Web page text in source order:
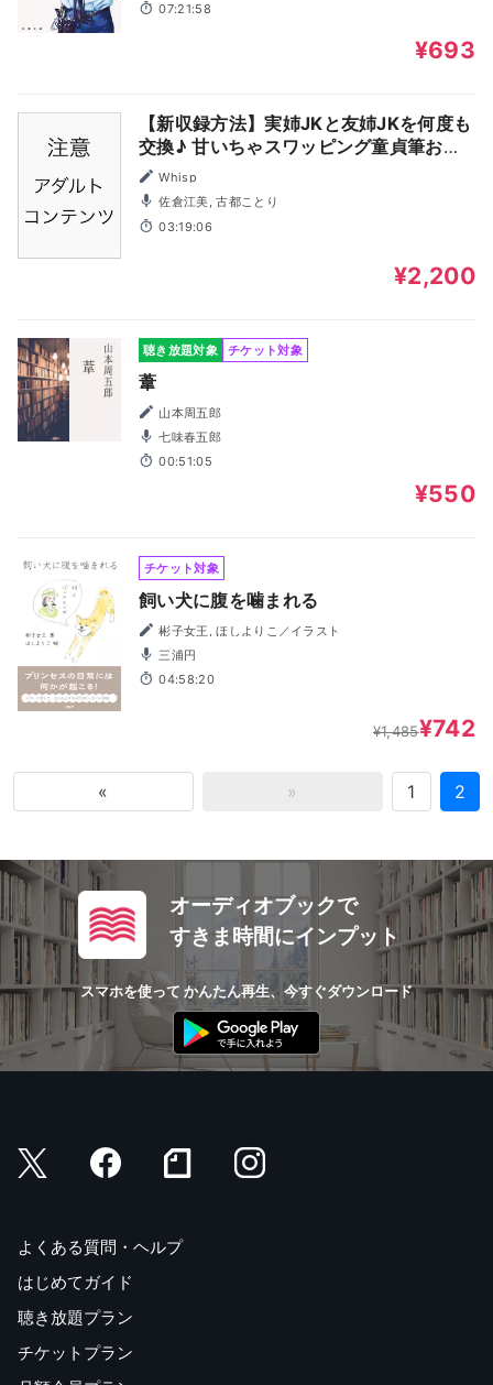
07:21:58
¥693
【新収録方法】実姉JKと友姉JKを何度も
交換♪ 甘いちゃスワッピング童貞筆おろ
し♪【ダブルヘッドフォーリー】
Whisp
佐倉江美, 古都ことり
03:19:06
¥2,200
聴き放題対象 チケット対象
葦
山本周五郎
七味春五郎
00:51:05
¥550
チケット対象
飼い犬に腹を噛まれる
彬子女王, ほしよりこ／イラスト
三浦円
04:58:20
¥1,485¥742
« » 1 2
オーディオブックで
すきま時間にインプット
スマホを使って かんたん再生、今すぐダウンロード
よくある質問・ヘルプ
はじめてガイド
聴き放題プラン
チケットプラン